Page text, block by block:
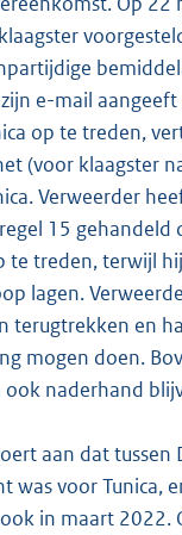
e-mail aangeeft
op te treden,
(voor klaagster
Verweerder
15 gehandeld
te treden, terwijl
lagen.
terugtrekken en
mogen doen.
ook naderhand
aan dat tussen
was voor Tunica,
in maart 2022.